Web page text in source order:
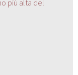
più alta del